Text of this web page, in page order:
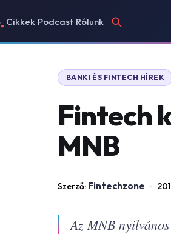
Cikkek Podcast Rólunk
BANKI ÉS FINTECH HÍREK
Fintech
MNB
Szerző: Fintechzone ·
Az MNB